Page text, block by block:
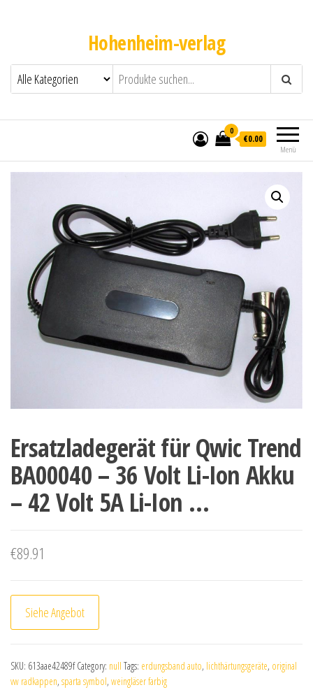
Hohenheim-verlag
Menü
0
€0.00
Ersatzladegerät für Qwic Trend
BA00040 – 36 Volt Li-Ion Akku
– 42 Volt 5A Li-Ion …
€89.91
Siehe Angebot
SKU: 613aae42489f Category: null Tags: erdungsband auto, lichthärtungsgeräte, original
vw radkappen, sparta symbol, weingläser farbig